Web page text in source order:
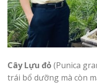
Cây Lựu đỏ (Punica
trái bổ dưỡng mà còn